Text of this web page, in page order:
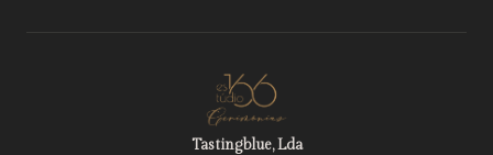
Tastingblue, Lda